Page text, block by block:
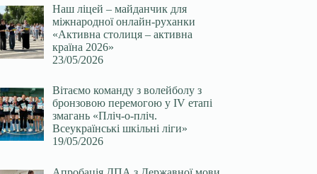
Наш ліцей – майданчик для
міжнародної онлайн-руханки
«Активна столиця – активна
країна 2026»
23/05/2026
Вітаємо команду з волейболу з
бронзовою перемогою у ІV етапі
змагань «Пліч-о-пліч.
Всеукраїнські шкільні ліги»
19/05/2026